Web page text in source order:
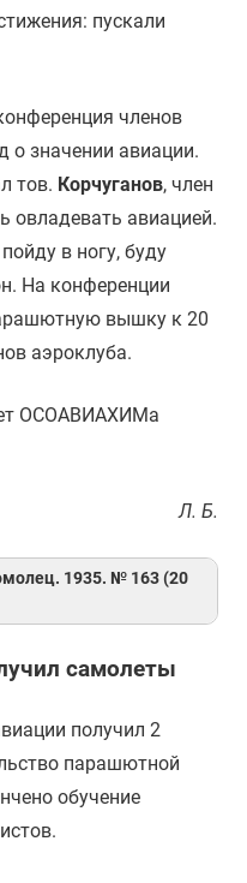
пускали
членов
о значении авиации.
тов. Корчуганов, член
авиацией.
в ногу, буду
На конференции
вышку к 20
аэроклуба.
ОСОАВИАХИМа
Л. Б.
1935. № 163 (20
самолеты
получил 2
парашютной
обучение